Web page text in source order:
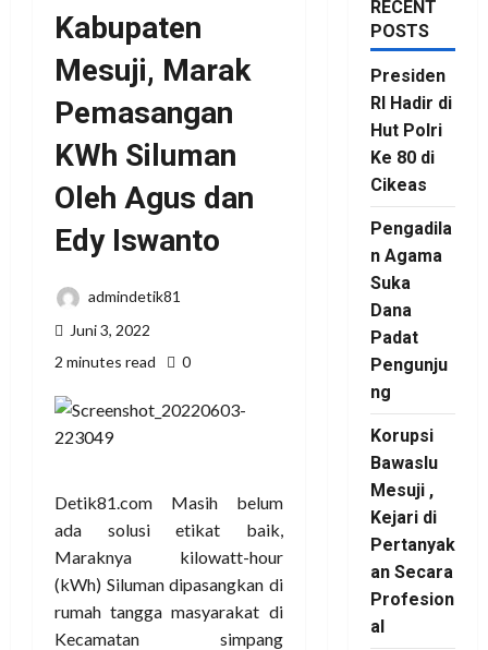
Kabupaten
Mesuji, Marak
Pemasangan
KWh Siluman
Oleh Agus dan
Edy Iswanto
admindetik81
Juni 3, 2022
2 minutes read
0
Detik81.com Masih belum
ada solusi etikat baik,
Maraknya kilowatt-hour
(kWh) Siluman dipasangkan di
rumah tangga masyarakat di
Kecamatan simpang
RECENT
POSTS
Presiden
RI Hadir di
Hut Polri
Ke 80 di
Cikeas
Pengadila
n Agama
Suka
Dana
Padat
Pengunju
ng
Korupsi
Bawaslu
Mesuji ,
Kejari di
Pertanyak
an Secara
Profesion
al